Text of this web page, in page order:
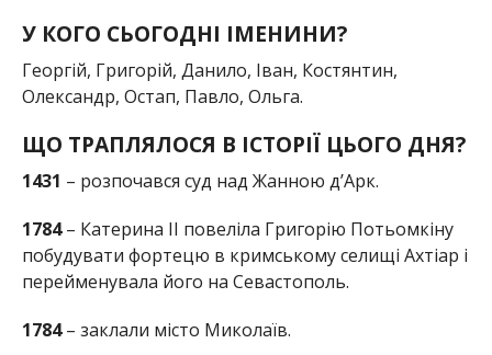
У КОГО СЬОГОДНІ ІМЕНИНИ?
Георгій, Григорій, Данило, Іван, Костянтин,
Олександр, Остап, Павло, Ольга.
ЩО ТРАПЛЯЛОСЯ В ІСТОРІЇ ЦЬОГО ДНЯ?
1431 – розпочався суд над Жанною д’Арк.
1784– Катерина II повеліла Григорію Потьомкіну
побудувати фортецю в кримському селищі Ахтіар і
перейменувала його на Севастополь.
1784– заклали місто Миколаїв.